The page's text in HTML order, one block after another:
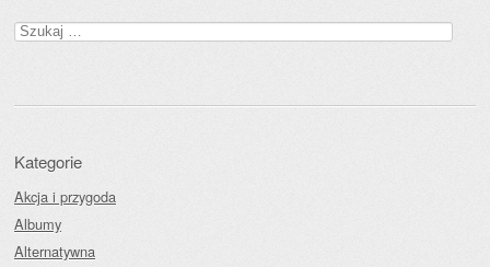
Szukaj:
Kategorie
Akcja i przygoda
Albumy
Alternatywna